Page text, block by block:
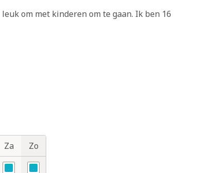
om met kinderen om te gaan. Ik ben 16
Za
Zo